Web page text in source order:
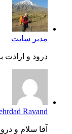
مدیر سایت
درود و ارادت
Ravand
آقا سلام و